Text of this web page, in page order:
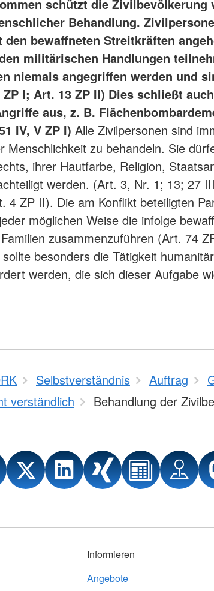
schützt die Zivilbevölkerung
Behandlung.
den bewaffneten Streitkräften
militärischen Handlungen
niemals angegriffen werden und
I; Art. 13 ZP II) Dies schließt auch
aus, z. B.
IV, V ZP I) Alle Zivilpersonen sind
Menschlichkeit zu behandeln. Sie
ihrer Hautfarbe, Religion,
werden. (Art. 3, Nr. 1; 13; 27
4 ZP II). Die am Konflikt beteiligten
möglichen Weise die infolge
zusammenzuführen (Art. 74
besonders die Tätigkeit
werden, die sich dieser Aufgabe
Selbstverständnis Auftrag
verständlich Behandlung der
Informieren
Angebote